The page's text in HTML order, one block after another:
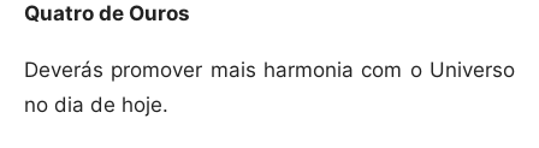
Quatro de Ouros
Deverás promover mais harmonia com o Universo
no dia de hoje.